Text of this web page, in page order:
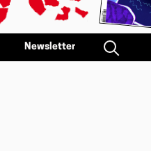
Newsletter